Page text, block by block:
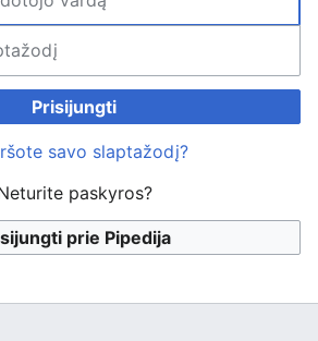
Prisijungti
savo slaptažodį?
paskyros?
prie Pipedija